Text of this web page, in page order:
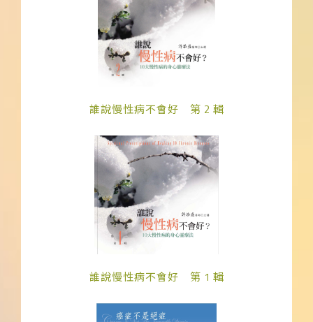
誰說慢性病不會好 第 2 輯
誰說慢性病不會好 第 1 輯